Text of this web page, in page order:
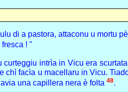
di a pastora, attaconu u mortu
! "
intrìa in Vicu era
facìa u macellaru in Vicu.
una capillera nera è folta 48.